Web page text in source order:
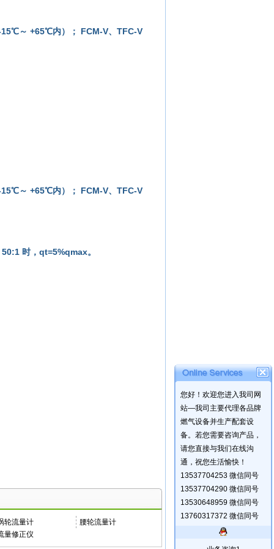
15℃～ +65℃内）； FCM-V、TFC-V
15℃～ +65℃内）； FCM-V、TFC-V
时，qt=5%qmax。
轮流量计
腰轮流量计
量修正仪
您好！欢迎您进入我司网
站—我司主要代理各品牌
燃气设备并生产配套设
备。若您需要咨询产品，
请您直接与我们在线沟
通，祝您生活愉快！
13537704253 微信同号
13537704290 微信同号
13530648959 微信同号
13760317372 微信同号